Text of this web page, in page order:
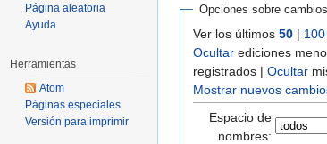
Opciones sobre
Ver los últimos 50 | 100
Ocultar ediciones
registrados | Ocultar
Mostrar nuevos
Espacio de
nombres:
Página aleatoria
Ayuda
Herramientas
Atom
Páginas especiales
Versión para imprimir